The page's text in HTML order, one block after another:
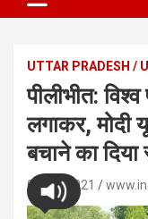
UTTAR PRADESH /
पीलीभीत:
लगाकर, मोदी
बचाने का
05/06/2021